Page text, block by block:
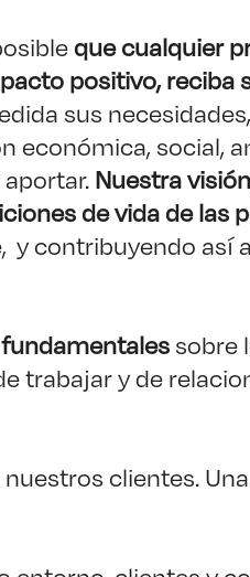
que cualquier
positivo, reciba
sus necesidades,
económica, social,
Nuestra visión
de vida de las
y contribuyendo así
sobre
trabajar y de
clientes.